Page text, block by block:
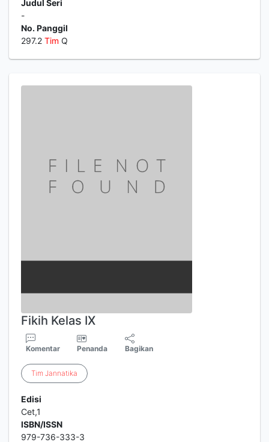
Judul Seri
-
No. Panggil
297.2 Tim Q
Fikih Kelas IX
Komentar Penanda Bagikan
Tim Jannatika
Edisi
Cet,1
ISBN/ISSN
979-736-333-3